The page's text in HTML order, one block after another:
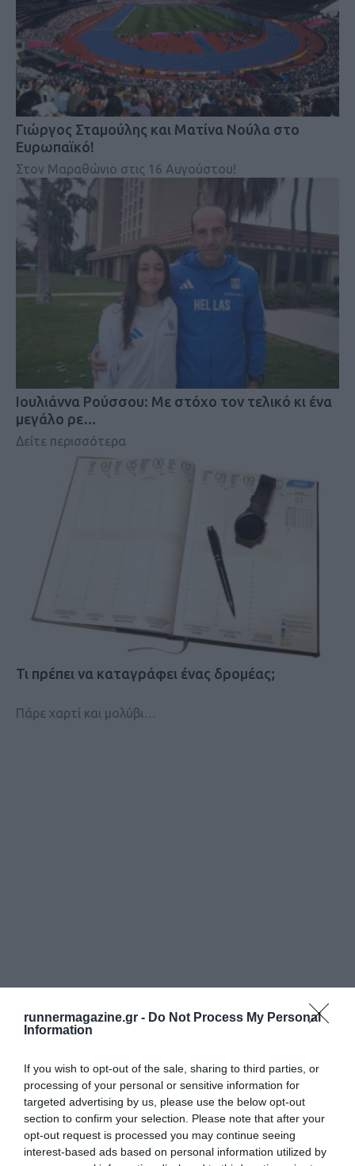
runnermagazine.gr - Do Not Process My Personal
Information
If you wish to opt-out of the sale, sharing to third parties, or
processing of your personal or sensitive information for
targeted advertising by us, please use the below opt-out
section to confirm your selection. Please note that after your
opt-out request is processed you may continue seeing
interest-based ads based on personal information utilized by
Γιώργος Σταμούλης και Ματίνα Νούλα στο
Ευρωπαϊκό!
Στον Μαραθώνιο στις 16 Αυγούστου!
Iουλιάννα Ρούσσου: Με στόχο τον τελικό κι ένα
μεγάλο ρε…
Δείτε περισσότερα
Τι πρέπει να καταγράφει ένας δρομέας;
Πάρε χαρτί και μολύβι…